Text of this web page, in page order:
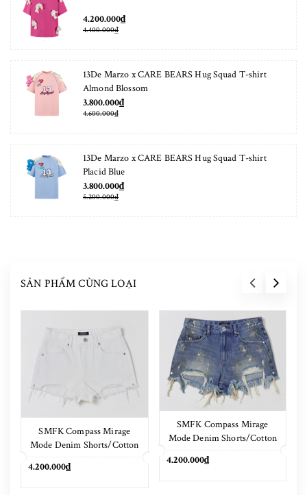
4.200.000₫
4.400.000₫
13De Marzo x CARE BEARS Hug Squad T-shirt
Almond Blossom
3.800.000₫
4.600.000₫
13De Marzo x CARE BEARS Hug Squad T-shirt
Placid Blue
3.800.000₫
5.200.000₫
SẢN PHẨM CÙNG LOẠI
SMFK Compass Mirage
Mode Denim Shorts/Cotton
4.200.000₫
SMFK Compass Mirage
Mode Denim Shorts/Cotton
4.200.000₫